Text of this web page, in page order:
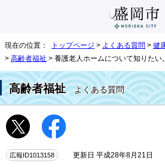
現在の位置： トップページ > よくある質問 > 健
> 高齢者福祉 > 養護老人ホームについて知りたい。
高齢者福祉よくある質問
広報ID1013158 更新日 平成28年8月21日